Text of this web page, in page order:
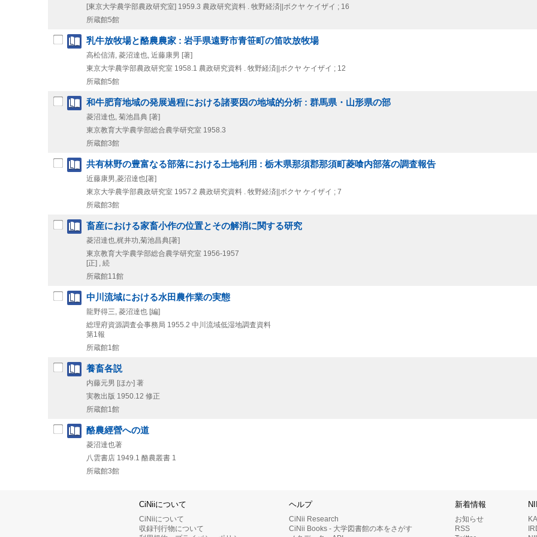
[東京大学農学部農政研究室] 1959.3 農政研究資料 . 牧野経済||ボクヤ ケイザイ ; 16
所蔵館5館
乳牛放牧場と酪農農家 : 岩手県遠野市青笹町の笛吹放牧場
高松信清, 菱沼達也, 近藤康男 [著]
東京大学農学部農政研究室 1958.1 農政研究資料 . 牧野経済||ボクヤ ケイザイ ; 12
所蔵館5館
和牛肥育地域の発展過程における諸要因の地域的分析 : 群馬県・山形県の部
菱沼達也, 菊池昌典 [著]
東京教育大学農学部総合農学研究室 1958.3
所蔵館3館
共有林野の豊富なる部落における土地利用 : 栃木県那須郡那須町菱喰内部落の調査報告
近藤康男,菱沼達也[著]
東京大学農学部農政研究室 1957.2 農政研究資料 . 牧野経済||ボクヤ ケイザイ ; 7
所蔵館3館
畜産における家畜小作の位置とその解消に関する研究
菱沼達也,梶井功,菊池昌典[著]
東京教育大学農学部総合農学研究室 1956-1957
[正] , 続
所蔵館11館
中川流域における水田農作業の実態
龍野得三, 菱沼達也 [編]
総理府資源調査会事務局 1955.2 中川流域低湿地調査資料
第1報
所蔵館1館
養畜各説
内藤元男 [ほか] 著
実教出版 1950.12 修正
所蔵館1館
酪農經營への道
菱沼達也著
八雲書店 1949.1 酪農叢書 1
所蔵館3館
CiNiiについて
CiNiiについて
収録刊行物について
ヘルプ
CiNii Research
CiNii Books - 大学図書館の本をさがす
新着情報
お知らせ
RSS